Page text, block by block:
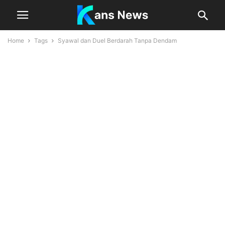
Home Tags Syawal dan Duel Berdarah Tanpa Dendam